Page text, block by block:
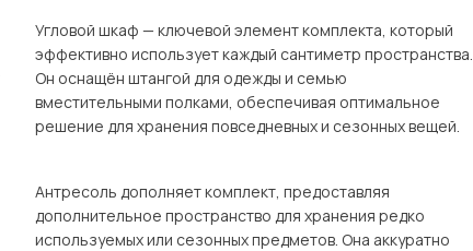
Угловой шкаф — ключевой элемент комплекта, который
эффективно использует каждый сантиметр пространства.
Он оснащён штангой для одежды и семью
вместительными полками, обеспечивая оптимальное
решение для хранения повседневных и сезонных вещей.
Антресоль дополняет комплект, предоставляя
дополнительное пространство для хранения редко
используемых или сезонных предметов. Она аккуратно